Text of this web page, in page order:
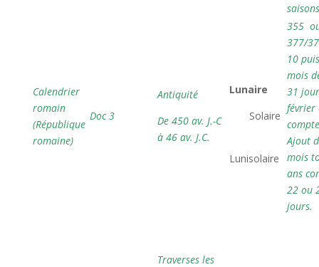
Calendrier
romain
(République
romaine)
Doc 3
Antiquité
De 450 av. J.-C
à 46 av. J.C.
Lunaire
 Solaire
Lunisolaire
355
377/
10
mois
31
février
Ajout
mois
ans
22 ou
jours.
Traverses les